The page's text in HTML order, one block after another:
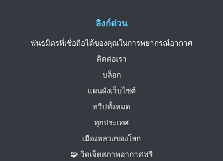
ลิงก์ด่วน
พันธมิตรที่เชื่อถือได้ของคุณในการพยากรณ์อากาศ
ติดต่อเรา
บล็อก
แผนผังเว็บไซต์
ทวีปทั้งหมด
ทุกประเทศ
เมืองหลวงของโลก
🧩 วิดเจ็ตสภาพอากาศฟรี